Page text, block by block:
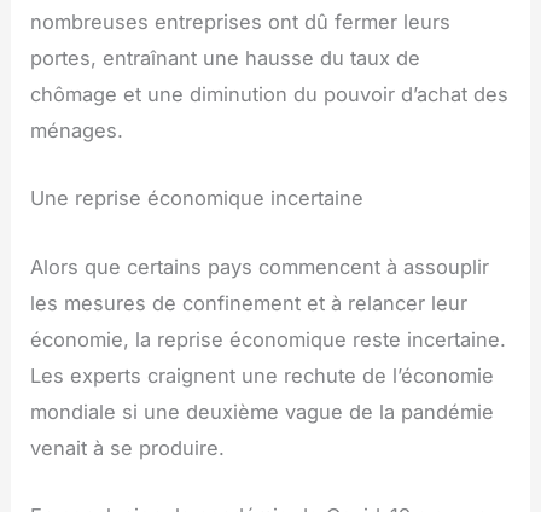
nombreuses entreprises ont dû fermer leurs
portes, entraînant une hausse du taux de
chômage et une diminution du pouvoir d’achat des
ménages.
Une reprise économique incertaine
Alors que certains pays commencent à assouplir
les mesures de confinement et à relancer leur
économie, la reprise économique reste incertaine.
Les experts craignent une rechute de l’économie
mondiale si une deuxième vague de la pandémie
venait à se produire.